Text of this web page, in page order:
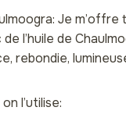
Je
l’huile de
rebondie,
l’utilise: